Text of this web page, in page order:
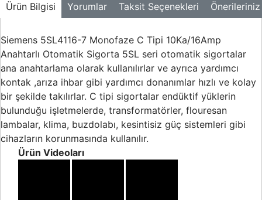
Ürün Bilgisi Yorumlar Taksit Seçenekleri Önerileriniz
Siemens 5SL4116-7 Monofaze C Tipi 10Ka/16Amp
Anahtarlı Otomatik Sigorta 5SL seri otomatik sigortalar
ana anahtarlama olarak kullanılırlar ve ayrıca yardımcı
kontak ,arıza ihbar gibi yardımcı donanımlar hızlı ve kolay
bir şekilde takılırlar. C tipi sigortalar endüktif yüklerin
bulunduğu işletmelerde, transformatörler, flouresan
lambalar, klima, buzdolabı, kesintisiz güç sistemleri gibi
cihazların korunmasında kullanılır.
Ürün Videoları